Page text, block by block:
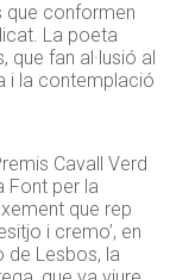
que conformen
La poeta
fan al·lusió al
i la contemplació
Cavall Verd
Font per la
que rep
i cremo’, en
de Lesbos, la